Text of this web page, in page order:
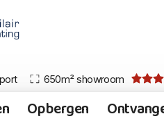
650m² showroom
Opbergen